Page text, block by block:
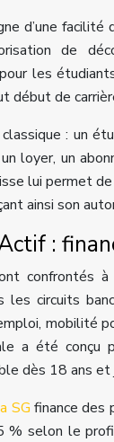
d’une
de
les
début de
: un
loyer, un
lui permet
ainsi son
:
confrontés
les circuits
mobilité
a été conçu
dès 18 ans et
SG finance des
% selon le